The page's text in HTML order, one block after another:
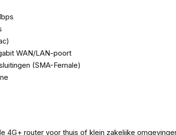
WAN/LAN-poort
(SMA-Female)
4G+ router voor thuis of klein zakelijke